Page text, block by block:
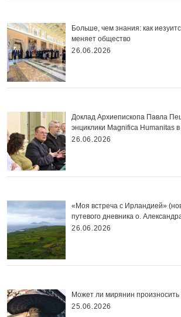
Больше, чем знания: как
меняет общество
26.06.2026
Доклад Архиепископа Павла
энциклики Magnifica Нumanitas
26.06.2026
«Моя встреча с Ирландией»
путевого дневника о.
26.06.2026
Может ли мирянин
25.06.2026